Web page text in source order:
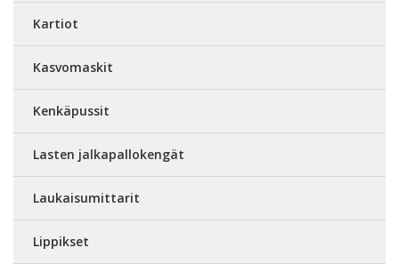
Kartiot
Kasvomaskit
Kenkäpussit
Lasten jalkapallokengät
Laukaisumittarit
Lippikset